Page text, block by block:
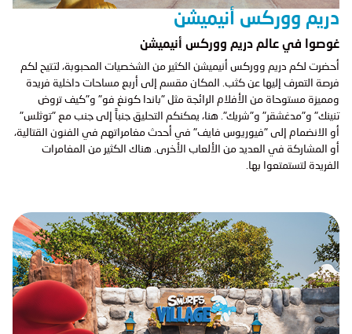
دريم ووركس أنيميشن
غوصوا في عالم دريم ووركس أنيميشن
أحضرت لكم دريم ووركس أنيميشن الكثير من الشخصيات المحبوبة، لتتيح لكم
فرصة التعرف إليها عن كثب. المكان مقسم إلى أربع مساحات داخلية فريدة
ومميزة مستوحاة من الأفلام الرائجة مثل "باندا كونغ فو" و"كيف تروض
تنينك" و"مدغشقر" و"شريك". هنا، يمكنكم التحليق جنباً إلى جنب مع "توثلس"
أو الانضمام إلى "فيوريوس فايف" في أحدث مغامراتهم في الفنون القتالية،
أو المشاركة في العديد من الألعاب الأخرى. هناك الكثير من المغامرات
الفريدة لتستمتعوا بها.